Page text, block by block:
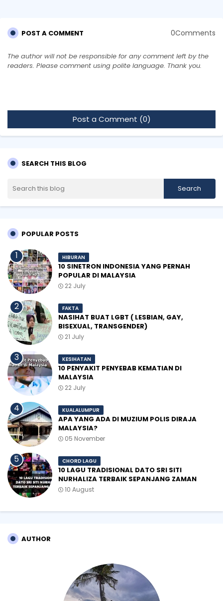
POST A COMMENT 0Comments
The author will not be responsible for any comment left by the
readers. Please comment using polite language. Thank you.
Post a Comment (0)
SEARCH THIS BLOG
POPULAR POSTS
HIBURAN
10 SINETRON INDONESIA YANG PERNAH
POPULAR DI MALAYSIA
22 July
FAKTA
NASIHAT BUAT LGBT ( LESBIAN, GAY,
BISEXUAL, TRANSGENDER)
21 July
KESIHATAN
10 PENYAKIT PENYEBAB KEMATIAN DI
MALAYSIA
22 July
KUALALUMPUR
APA YANG ADA DI MUZIUM POLIS DIRAJA
MALAYSIA?
05 November
CHORD LAGU
10 LAGU TRADISIONAL DATO SRI SITI
NURHALIZA TERBAIK SEPANJANG ZAMAN
10 August
AUTHOR